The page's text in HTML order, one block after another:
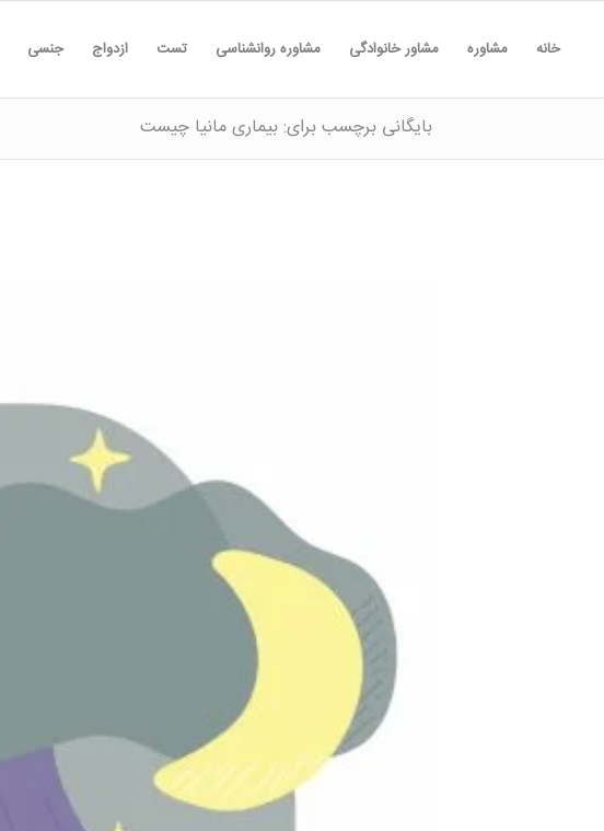
خانه مشاوره مشاور خانوادگی مشاوره روانشناسی تست ازدواج جنسی
بایگانی برچسب برای: بیماری مانیا چیست